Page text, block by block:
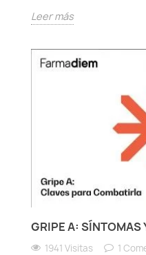
Leer más
GRIPE A: SÍNTOMAS
1941 Visitas 1